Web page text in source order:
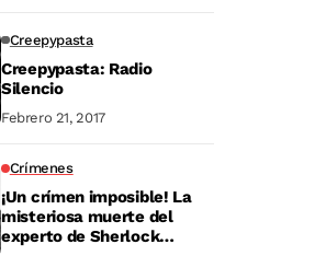
Creepypasta
Creepypasta: Radio
Silencio
Febrero 21, 2017
Crímenes
¡Un crímen imposible! La
misteriosa muerte del
experto de Sherlock